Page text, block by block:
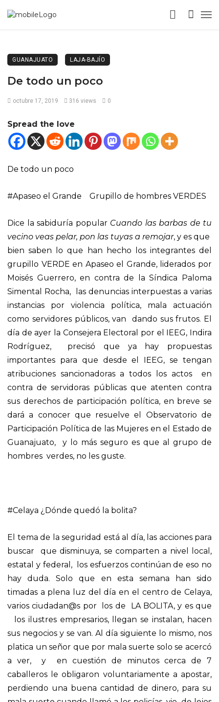
GUANAJUATO LAJA-BAJÍO
De todo un poco
octubre 17, 2019 316 views 0
Spread the love
De todo un poco
#Apaseo el Grande Grupillo de hombres VERDES
Dice la sabiduría popular Cuando las barbas de tu
vecino veas pelar, pon las tuyas a remojar, y es que
bien saben lo que han hecho los integrantes del
grupillo VERDE en Apaseo el Grande, liderados por
Moisés Guerrero, en contra de la Síndica Paloma
Simental Rocha, las denuncias interpuestas a varias
instancias por violencia política, mala actuación
como servidores públicos, van dando sus frutos. El
día de ayer la Consejera Electoral por el IEEG, Indira
Rodríguez, precisó que ya hay propuestas
importantes para que desde el IEEG, se tengan
atribuciones sancionadoras a todos los actos en
contra de servidoras públicas que atenten contra
sus derechos de participación política, en breve se
dará a conocer que resuelve el Observatorio de
Participación Política de las Mujeres en el Estado de
Guanajuato, y lo más seguro es que al grupo de
hombres verdes, no les guste.
#Celaya ¿Dónde quedó la bolita?
El tema de la seguridad está al día, las acciones para
buscar que disminuya, se comparten a nivel local,
estatal y federal, los esfuerzos continúan de eso no
hay duda. Solo que en esta semana han sido
timadas a plena luz del día en el centro de Celaya,
varios ciudadan@s por los de LA BOLITA, y es que
los ilustres empresarios, llegan se instalan, hacen
sus negocios y se van. Al día siguiente lo mismo, nos
platica un señor que por mala suerte solo se acercó
a ver, y en cuestión de minutos cerca de 7
caballeros le obligaron voluntariamente a apostar,
perdiendo una buena cantidad de dinero, para su